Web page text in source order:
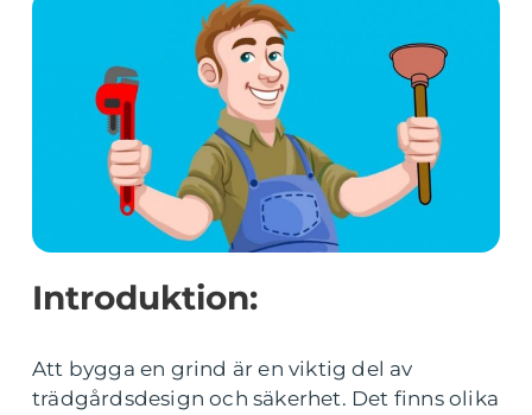
Introduktion:
Att bygga en grind är en viktig del av
trädgårdsdesign och säkerhet. Det finns olika